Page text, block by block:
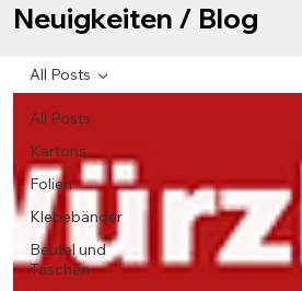
Neuigkeiten / Blog
All Posts
Kartons
Folien
Klebebänder
Beutel und
Taschen
All Posts